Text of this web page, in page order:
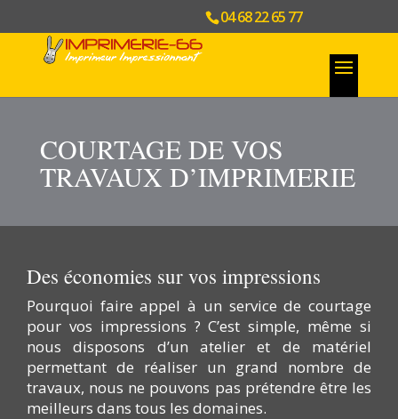
04 68 22 65 77
COURTAGE DE VOS
TRAVAUX D’IMPRIMERIE
Des économies sur vos impressions
Pourquoi faire appel à un service de courtage
pour vos impressions ? C’est simple, même si
nous disposons d’un atelier et de matériel
permettant de réaliser un grand nombre de
travaux, nous ne pouvons pas prétendre être les
meilleurs dans tous les domaines.